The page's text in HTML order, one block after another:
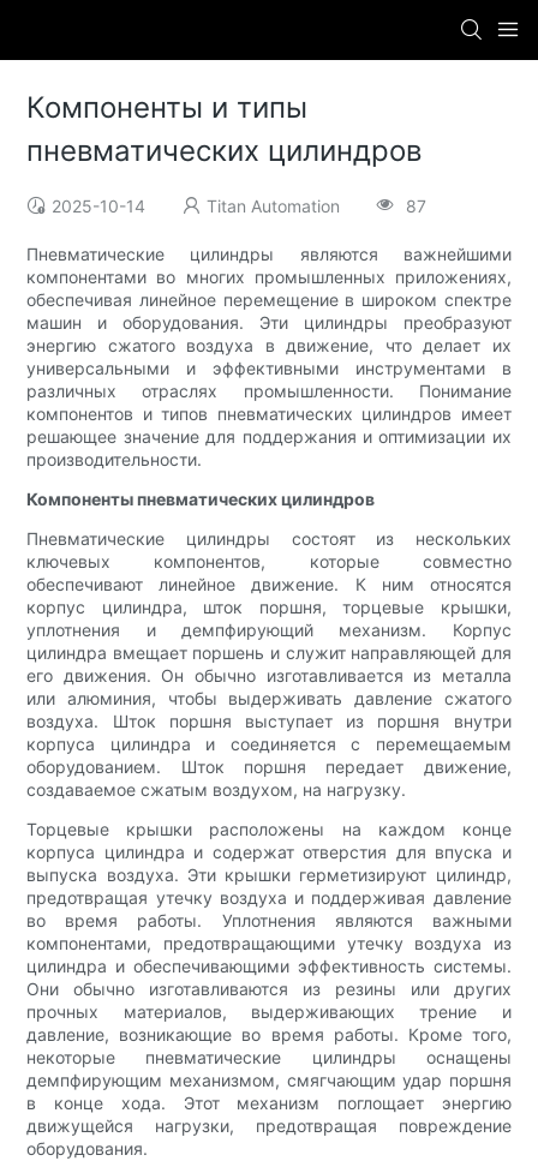
Компоненты и типы
пневматических цилиндров
2025-10-14 Titan Automation 87
Пневматические цилиндры являются важнейшими
компонентами во многих промышленных приложениях,
обеспечивая линейное перемещение в широком спектре
машин и оборудования. Эти цилиндры преобразуют
энергию сжатого воздуха в движение, что делает их
универсальными и эффективными инструментами в
различных отраслях промышленности. Понимание
компонентов и типов пневматических цилиндров имеет
решающее значение для поддержания и оптимизации их
производительности.
Компоненты пневматических цилиндров
Пневматические цилиндры состоят из нескольких
ключевых компонентов, которые совместно
обеспечивают линейное движение. К ним относятся
корпус цилиндра, шток поршня, торцевые крышки,
уплотнения и демпфирующий механизм. Корпус
цилиндра вмещает поршень и служит направляющей для
его движения. Он обычно изготавливается из металла
или алюминия, чтобы выдерживать давление сжатого
воздуха. Шток поршня выступает из поршня внутри
корпуса цилиндра и соединяется с перемещаемым
оборудованием. Шток поршня передает движение,
создаваемое сжатым воздухом, на нагрузку.
Торцевые крышки расположены на каждом конце
корпуса цилиндра и содержат отверстия для впуска и
выпуска воздуха. Эти крышки герметизируют цилиндр,
предотвращая утечку воздуха и поддерживая давление
во время работы. Уплотнения являются важными
компонентами, предотвращающими утечку воздуха из
цилиндра и обеспечивающими эффективность системы.
Они обычно изготавливаются из резины или других
прочных материалов, выдерживающих трение и
давление, возникающие во время работы. Кроме того,
некоторые пневматические цилиндры оснащены
демпфирующим механизмом, смягчающим удар поршня
в конце хода. Этот механизм поглощает энергию
движущейся нагрузки, предотвращая повреждение
оборудования.